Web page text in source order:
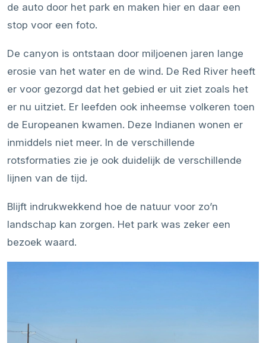
de auto door het park en maken hier en daar een
stop voor een foto.
De canyon is ontstaan door miljoenen jaren lange
erosie van het water en de wind. De Red River heeft
er voor gezorgd dat het gebied er uit ziet zoals het
er nu uitziet. Er leefden ook inheemse volkeren toen
de Europeanen kwamen. Deze Indianen wonen er
inmiddels niet meer. In de verschillende
rotsformaties zie je ook duidelijk de verschillende
lijnen van de tijd.
Blijft indrukwekkend hoe de natuur voor zo’n
landschap kan zorgen. Het park was zeker een
bezoek waard.